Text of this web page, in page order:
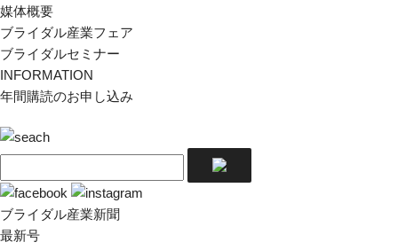
媒体概要
ブライダル産業フェア
ブライダルセミナー
INFORMATION
年間購読のお申し込み
ブライダル産業新聞
最新号